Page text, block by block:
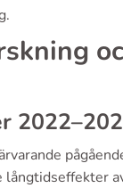
långtidseffekter